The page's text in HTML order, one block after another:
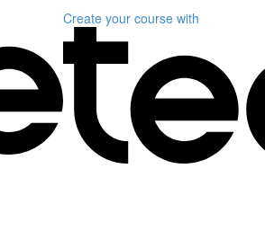
Create your course with